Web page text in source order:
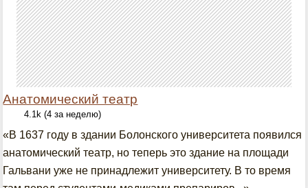
Анатомический театр
4.1k (4 за неделю)
«В 1637 году в здании Болонского университета появился
анатомический театр, но теперь это здание на площади
Гальвани уже не принадлежит университету. В то время